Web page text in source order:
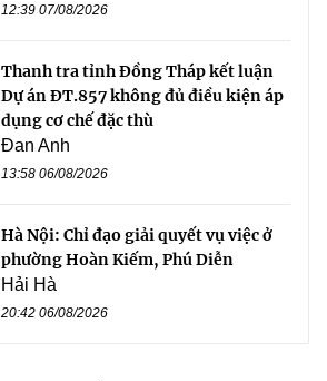
12:39 07/08/2026
Thanh tra tỉnh Đồng Tháp kết luận
Dự án ĐT.857 không đủ điều kiện áp
dụng cơ chế đặc thù
Đan Anh
13:58 06/08/2026
Hà Nội: Chỉ đạo giải quyết vụ việc ở
phường Hoàn Kiếm, Phú Diễn
Hải Hà
20:42 06/08/2026